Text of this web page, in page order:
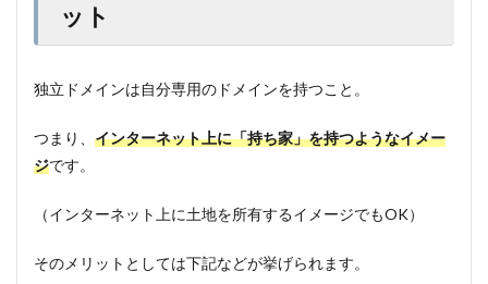
ット
独立ドメインは自分専用のドメインを持つこと。
つまり、 インターネット上に「持ち家」を持つようなイメー
ジです。
（インターネット上に土地を所有するイメージでもOK）
そのメリットとしては下記などが挙げられます。